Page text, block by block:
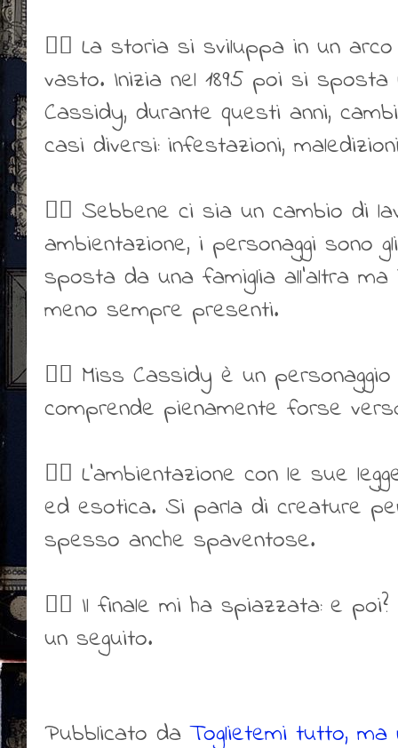
👍🏻 La storia si sviluppa in un
vasto. Inizia nel 1895 poi si sposta
Cassidy, durante questi anni,
casi diversi: infestazioni,
👍🏻 Sebbene ci sia un cambio di
ambientazione, i personaggi sono
sposta da una famiglia all’altra
meno sempre presenti.
👍🏻 Miss Cassidy è un
comprende pienamente forse
👍🏻 L’ambientazione con le sue
ed esotica. Si parla di creature
spesso anche spaventose.
👍🏻 Il finale mi ha spiazzata: e
un seguito.
Pubblicato daToglietemi tutto, ma